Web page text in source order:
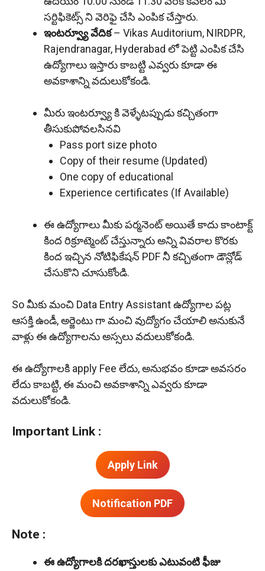
సర్టిఫికెట్స్ ని వెరిఫై చేసి ఎంపిక చేస్తారు.
ఇంటర్వ్యూ వేదిక– Vikas Auditorium, NIRDPR,
Rajendranagar, Hyderabad లో పెట్టి ఎంపిక చేసి
ఉద్యోగాలు ఇస్తారు కాబట్టి ఎవ్వరు కూడా ఈ
అవకాశాన్ని వదులుకోకండి.
మీరు ఇంటర్వ్యూ కి వెళ్ళేటప్పుడు కచ్చితంగా
తీసుకుపోవలసినవి
Pass port size photo
Copy of their resume (Updated)
One copy of educational
Experience certificates (If Available)
ఈ ఉద్యోగాలు మీకు పర్మనెంట్ అయితే కాదు కాంటాక్ట్
కింద రిక్రూట్మెంట్ చేస్తున్నారు అన్ని వివరాల కొరకు
కింద ఇచ్చిన నోటిఫికేషన్ PDF నీ కచ్చితంగా డౌన్లోడ్
చేసుకొని చూసుకోండి.
So మీకు మంచి Data Entry Assistant ఉద్యోగాల పట్ల
ఆసక్తి ఉండీ, అర్జెంటు గా మంచి వుద్యోగం చేయాలి అనుకునే
వాళ్లు ఈ ఉద్యోగాలను అస్సలు వదులుకోకండి.
ఈ ఉద్యోగాలకి apply Fee లేదు, అనుభవం కూడా అవసరం
లేదు కాబట్టి, ఈ మంచి అవకాశాన్ని ఎవ్వరు కూడా
వదులుకోకండి.
Important Link :
Apply Link
Notification PDF
Note :
ఈ ఉద్యోగాలకి దరఖాస్తులకు ఎటువంటి ఫీజు